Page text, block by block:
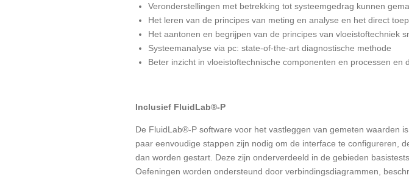
Veronderstellingen met betrekking tot systeemgedrag kunnen
Het leren van de principes van meting en analyse en het direct
Het aantonen en begrijpen van de principes van vloeistoftechniek
Systeemanalyse via pc: state-of-the-art diagnostische methode
Beter inzicht in vloeistoftechnische componenten en processen en
Inclusief FluidLab®-P
De FluidLab®-P software voor het vastleggen van gemeten waarden
paar eenvoudige stappen zijn nodig om de interface te configureren,
dan worden gestart. Deze zijn onderverdeeld in de gebieden
Oefeningen worden ondersteund door verbindingsdiagrammen,